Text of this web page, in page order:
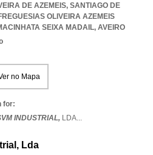
DE AZEMEIS, SANTIAGO DE
OLIVEIRA AZEMEIS
SEIXA MADAIL, AVEIRO
no Mapa
for:
INDUSTRIAL, LDA...
Lda